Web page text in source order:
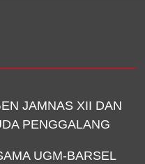
JAMNAS XII DAN
PENGGALANG
UGM-BARSEL